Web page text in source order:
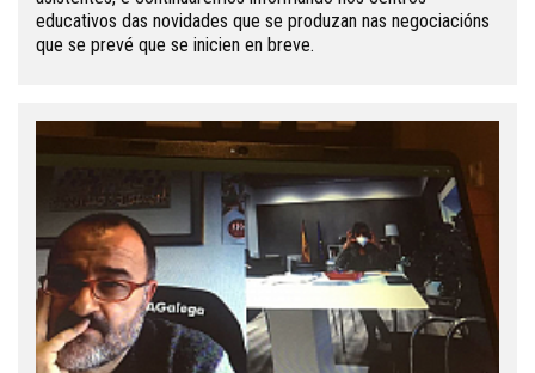
educativos das novidades que se produzan nas negociacións
que se prevé que se inicien en breve.